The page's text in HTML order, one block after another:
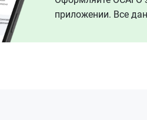
приложении. Все